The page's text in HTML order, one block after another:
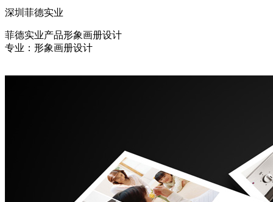
深圳菲德实业
菲德实业产品形象画册设计
专业：形象画册设计